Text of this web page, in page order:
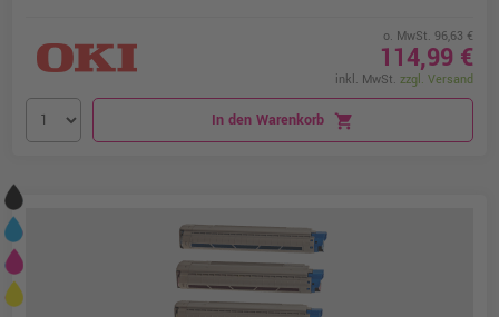
o. MwSt. 96,63 €
114,99 €
inkl. MwSt. zzgl. Versand
In den Warenkorb shopping_cart